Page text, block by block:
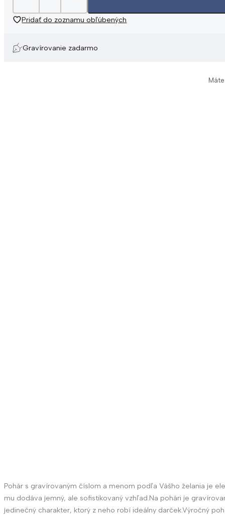
Pridať do zoznamu obľúbených
Gravírovanie zadarmo
Pohár s gravírovaným číslom a menom podľa Vášho želania je
mu dodáva jemný, ale sofistikovaný vzhľad.Na pohári je
jedinečný charakter, ktorý z neho robí ideálny darček.Výročný